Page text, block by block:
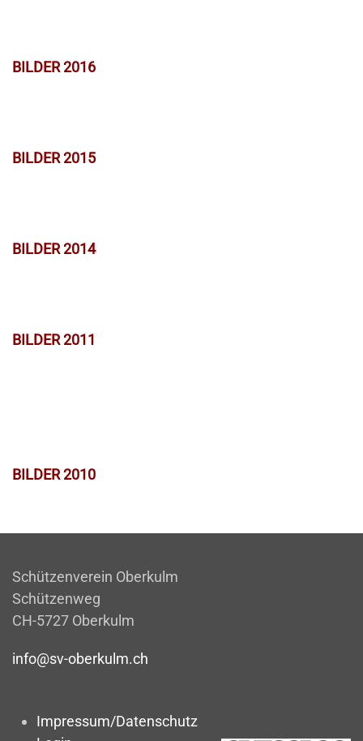
BILDER 2016
BILDER 2015
BILDER 2014
BILDER 2011
BILDER 2010
Schützenverein Oberkulm
Schützenweg
CH-5727 Oberkulm
info@sv-oberkulm.ch
Impressum/Datenschutz